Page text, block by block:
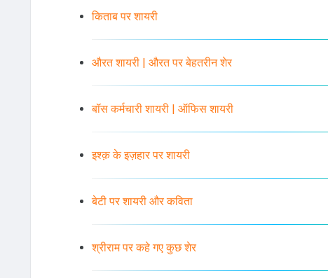
किताब पर शायरी
औरत शायरी | औरत पर बेहतरीन शेर
बॉस कर्मचारी शायरी | ऑफिस शायरी
इश्क़ के इज़हार पर शायरी
बेटी पर शायरी और कविता
श्रीराम पर कहे गए कुछ शेर